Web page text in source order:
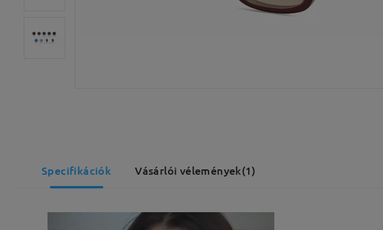
Specifikációk Vásárlói vélemények(1)